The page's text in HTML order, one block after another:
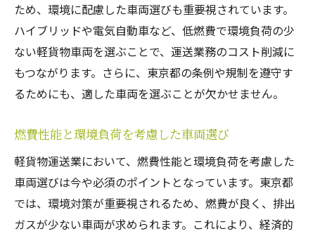
ため、環境に配慮した車両選びも重要視されています。
ハイブリッドや電気自動車など、低燃費で環境負荷の少
ない軽貨物車両を選ぶことで、運送業務のコスト削減に
もつながります。さらに、東京都の条例や規制を遵守す
るためにも、適した車両を選ぶことが欠かせません。
燃費性能と環境負荷を考慮した車両選び
軽貨物運送業において、燃費性能と環境負荷を考慮した
車両選びは今や必須のポイントとなっています。東京都
では、環境対策が重要視されるため、燃費が良く、排出
ガスが少ない車両が求められます。これにより、経済的